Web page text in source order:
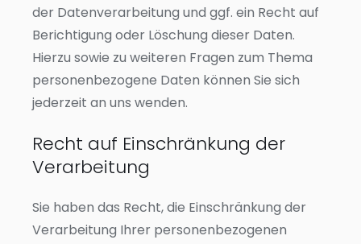
der Datenverarbeitung und ggf. ein Recht auf
Berichtigung oder Löschung dieser Daten.
Hierzu sowie zu weiteren Fragen zum Thema
personenbezogene Daten können Sie sich
jederzeit an uns wenden.
Recht auf Einschränkung der
Verarbeitung
Sie haben das Recht, die Einschränkung der
Verarbeitung Ihrer personenbezogenen